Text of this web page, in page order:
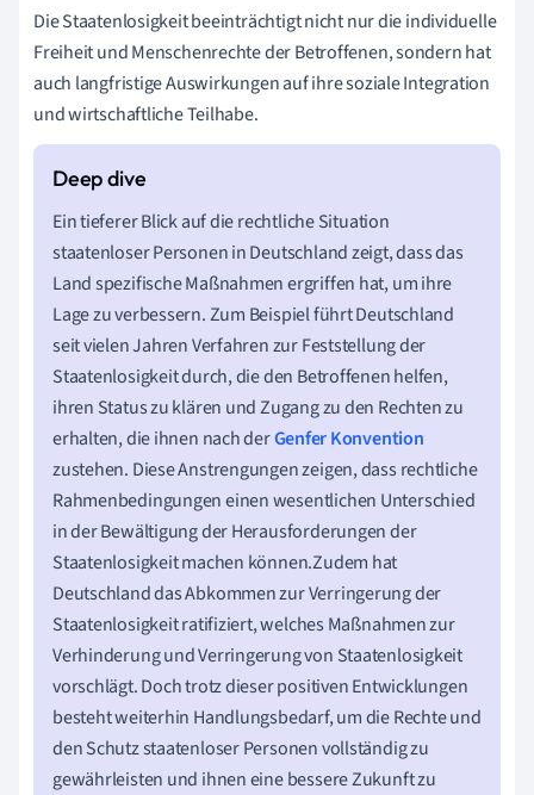
Die Staatenlosigkeit beeinträchtigt nicht nur die individuelle
Freiheit und Menschenrechte der Betroffenen, sondern hat
auch langfristige Auswirkungen auf ihre soziale Integration
und wirtschaftliche Teilhabe.
Ein tieferer Blick auf die rechtliche Situation
staatenloser Personen in Deutschland zeigt, dass das
Land spezifische Maßnahmen ergriffen hat, um ihre
Lage zu verbessern. Zum Beispiel führt Deutschland
seit vielen Jahren Verfahren zur Feststellung der
Staatenlosigkeit durch, die den Betroffenen helfen,
ihren Status zu klären und Zugang zu den Rechten zu
erhalten, die ihnen nach derGenfer Konvention
zustehen. Diese Anstrengungen zeigen, dass rechtliche
Rahmenbedingungen einen wesentlichen Unterschied
in der Bewältigung der Herausforderungen der
Staatenlosigkeit machen können.Zudem hat
Deutschland das Abkommen zur Verringerung der
Staatenlosigkeit ratifiziert, welches Maßnahmen zur
Verhinderung und Verringerung von Staatenlosigkeit
vorschlägt. Doch trotz dieser positiven Entwicklungen
besteht weiterhin Handlungsbedarf, um die Rechte und
den Schutz staatenloser Personen vollständig zu
gewährleisten und ihnen eine bessere Zukunft zu